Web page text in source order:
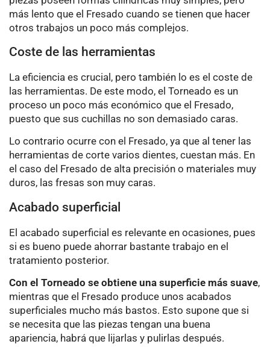
más lento que el Fresado cuando se tienen que hacer
otros trabajos un poco más complejos.
Coste de las herramientas
La eficiencia es crucial, pero también lo es el coste de
las herramientas. De este modo, el Torneado es un
proceso un poco más económico que el Fresado,
puesto que sus cuchillas no son demasiado caras.
Lo contrario ocurre con el Fresado, ya que al tener las
herramientas de corte varios dientes, cuestan más. En
el caso del Fresado de alta precisión o materiales muy
duros, las fresas son muy caras.
Acabado superficial
El acabado superficial es relevante en ocasiones, pues
si es bueno puede ahorrar bastante trabajo en el
tratamiento posterior.
Con el Torneado se obtiene una superficie más suave,
mientras que el Fresado produce unos acabados
superficiales mucho más bastos. Esto supone que si
se necesita que las piezas tengan una buena
apariencia, habrá que lijarlas y pulirlas después.